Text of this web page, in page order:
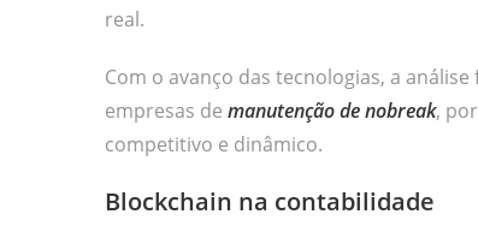
real.
Com o avanço das tecnologias, a
empresas de manutenção de nobreak,
competitivo e dinâmico.
Blockchain na contabilidade